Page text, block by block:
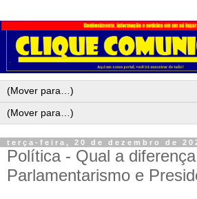
terça-feira, 20 de dezembro de
Política - Qual a
Parlamentarismo e